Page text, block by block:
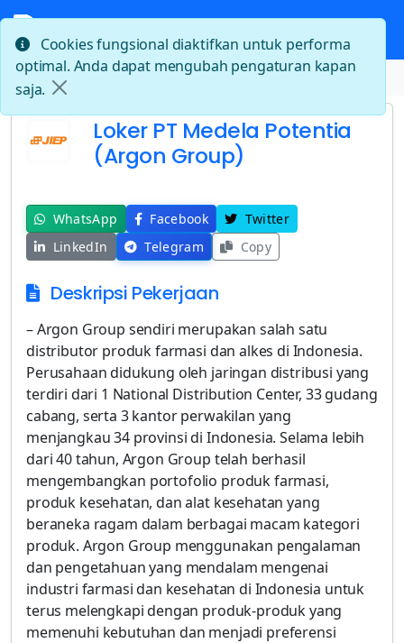
Beranda Loker PT Medela Potentia (Argon Group)
Loker PT Medela Potentia
(Argon Group)
WhatsApp Facebook
Twitter
LinkedIn
Telegram Copy
Deskripsi Pekerjaan
– Argon Group sendiri merupakan salah satu
distributor produk farmasi dan alkes di Indonesia.
Perusahaan didukung oleh jaringan distribusi yang
terdiri dari 1 National Distribution Center, 33 gudang
cabang, serta 3 kantor perwakilan yang
menjangkau 34 provinsi di Indonesia. Selama lebih
dari 40 tahun, Argon Group telah berhasil
mengembangkan portofolio produk farmasi,
produk kesehatan, dan alat kesehatan yang
beraneka ragam dalam berbagai macam kategori
produk. Argon Group menggunakan pengalaman
dan pengetahuan yang mendalam mengenai
industri farmasi dan kesehatan di Indonesia untuk
terus melengkapi dengan produk-produk yang
memenuhi kebutuhan dan menjadi preferensi
Cookies fungsional diaktifkan untuk performa
optimal. Anda dapat mengubah pengaturan kapan
saja.